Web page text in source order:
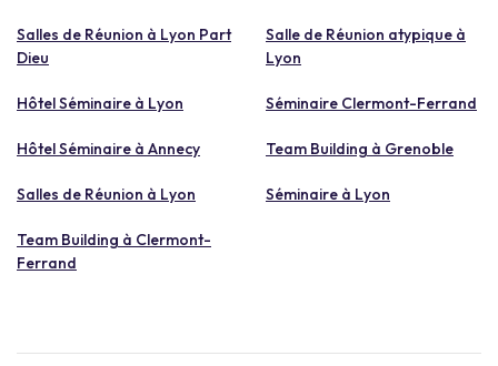
Salles de Réunion à Lyon Part
Dieu
Salle de Réunion atypique à
Lyon
Hôtel Séminaire à Lyon Séminaire Clermont-Ferrand
Hôtel Séminaire à Annecy Team Building à Grenoble
Salles de Réunion à Lyon Séminaire à Lyon
Team Building à Clermont-
Ferrand